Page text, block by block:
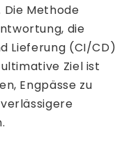
Methode
die
Lieferung (CI/CD)
Ziel ist
Engpässe zu